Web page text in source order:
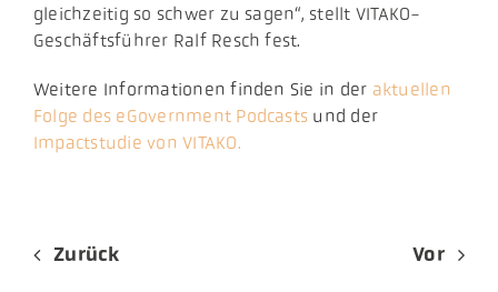
gleichzeitig so schwer zu sagen“, stellt VITAKO-
Geschäftsführer Ralf Resch fest.
Weitere Informationen finden Sie in der aktuellen
Folge des eGovernment Podcasts und der
Impactstudie von VITAKO.
Zurück Vor